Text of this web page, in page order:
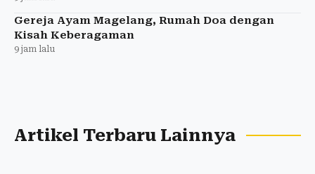
Gereja Ayam Magelang, Rumah Doa dengan
Kisah Keberagaman
9 jam lalu
Artikel Terbaru Lainnya